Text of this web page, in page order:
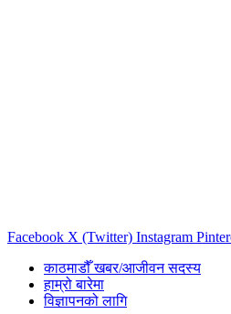
Facebook X (Twitter) Instagram
काठमाडौँ खबर/आजीवन सदस्य
हाम्रो बारेमा
विज्ञापनको लागि